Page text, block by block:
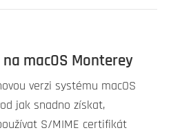
macOS Monterey
verzi systému macOS
jak snadno získat,
S/MIME certifikát